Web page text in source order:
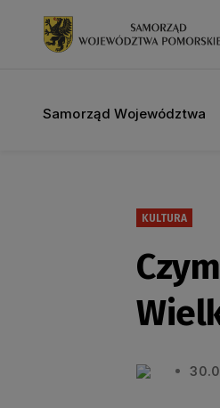
Samorząd Województwa
KULTURA